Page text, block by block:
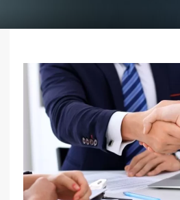
(WhatsApp)
Позвонить нам
РАЗДЕЛЫ